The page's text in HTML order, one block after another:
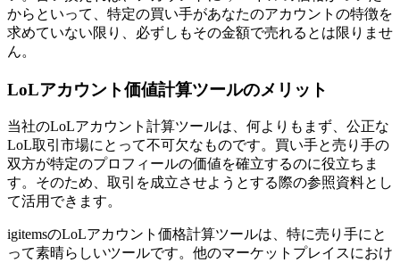
からといって、特定の買い手があなたのアカウントの特徴を
求めていない限り、必ずしもその金額で売れるとは限りませ
ん。
LoLアカウント価値計算ツールのメリット
当社のLoLアカウント計算ツールは、何よりもまず、公正な
LoL取引市場にとって不可欠なものです。買い手と売り手の
双方が特定のプロフィールの価値を確立するのに役立ちま
す。そのため、取引を成立させようとする際の参照資料とし
て活用できます。
igitemsのLoLアカウント価格計算ツールは、特に売り手にと
って素晴らしいツールです。他のマーケットプレイスにおけ